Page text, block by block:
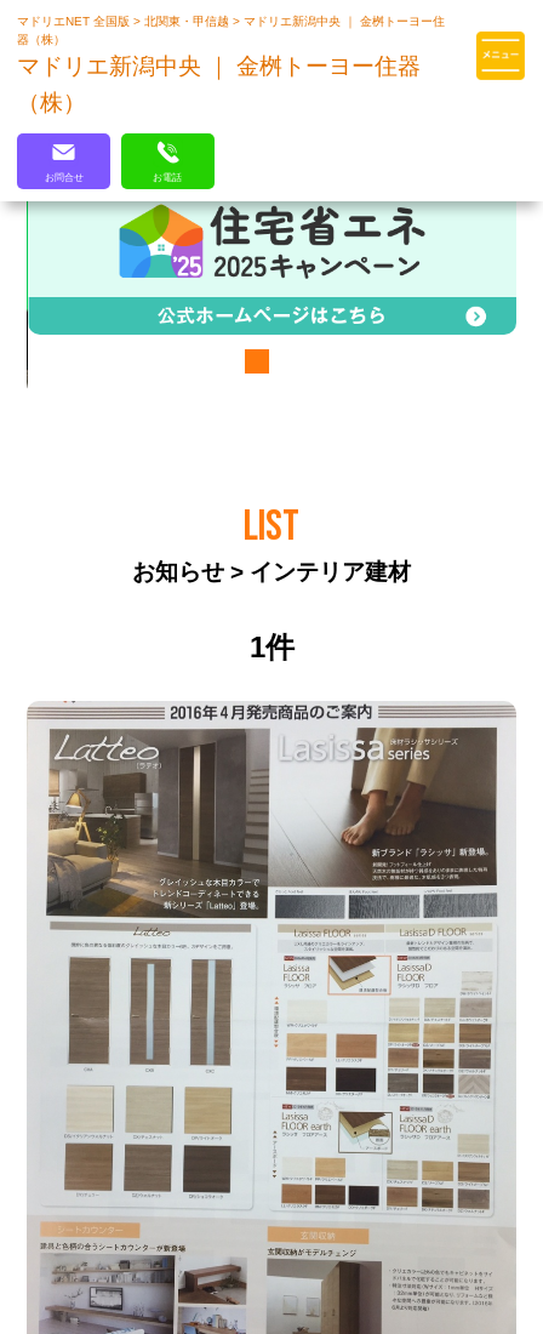
マドリエはLIXILの厳しい基準を
マドリエNET 全国版>北関東・甲信越>マドリエ新潟中央 ｜ 金桝トーヨー住
器（株）
マドリエ新潟中央 ｜ 金桝トーヨー住器
（株）
お問合せ お電話
LIST
お知らせ > インテリア建材
1件